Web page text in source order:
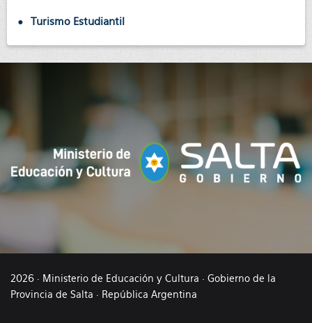
Turismo Estudiantil
2026 · Ministerio de Educación y Cultura · Gobierno de la
Provincia de Salta · República Argentina